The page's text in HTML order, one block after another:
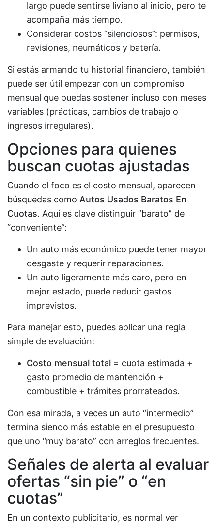
largo puede sentirse liviano al inicio, pero te
acompaña más tiempo.
Considerar costos “silenciosos”: permisos,
revisiones, neumáticos y batería.
Si estás armando tu historial financiero, también
puede ser útil empezar con un compromiso
mensual que puedas sostener incluso con meses
variables (prácticas, cambios de trabajo o
ingresos irregulares).
Opciones para quienes
buscan cuotas ajustadas
Cuando el foco es el costo mensual, aparecen
búsquedas como Autos Usados Baratos En
Cuotas. Aquí es clave distinguir “barato” de
“conveniente”:
Un auto más económico puede tener mayor
desgaste y requerir reparaciones.
Un auto ligeramente más caro, pero en
mejor estado, puede reducir gastos
imprevistos.
Para manejar esto, puedes aplicar una regla
simple de evaluación:
Costo mensual total = cuota estimada +
gasto promedio de mantención +
combustible + trámites prorrateados.
Con esa mirada, a veces un auto “intermedio”
termina siendo más estable en el presupuesto
que uno “muy barato” con arreglos frecuentes.
Señales de alerta al evaluar
ofertas “sin pie” o “en
cuotas”
En un contexto publicitario, es normal ver